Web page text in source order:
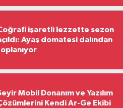
işaretli lezzette sezon
Ayaş domatesi dalından
Mobil Donanım ve Yazılım
Kendi Ar-Ge Ekibi